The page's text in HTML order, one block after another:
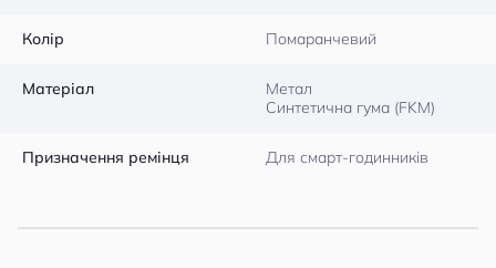
Колір Помаранчевий
Матеріал
Метал
Синтетична гума (FKM)
Призначення ремінця Для смарт-годинників